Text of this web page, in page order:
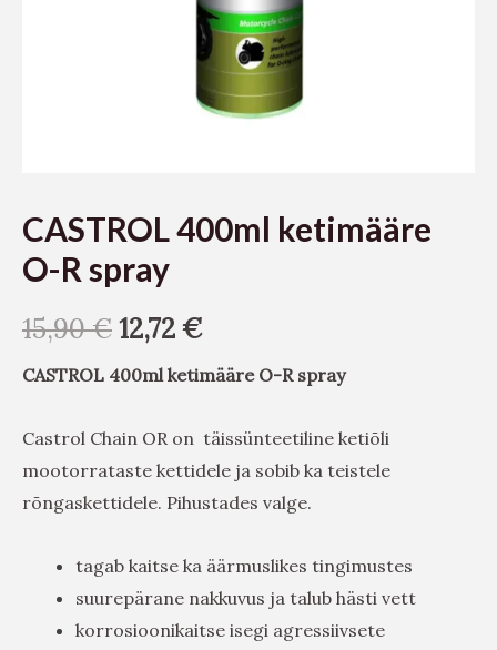
CASTROL 400ml ketimääre
O-R spray
15,90€12,72€
CASTROL 400ml ketimääre O-R spray
Castrol Chain OR on täissünteetiline ketiõli
mootorrataste kettidele ja sobib ka teistele
rõngaskettidele. Pihustades valge.
tagab kaitse ka äärmuslikes tingimustes
suurepärane nakkuvus ja talub hästi vett
korrosioonikaitse isegi agressiivsete